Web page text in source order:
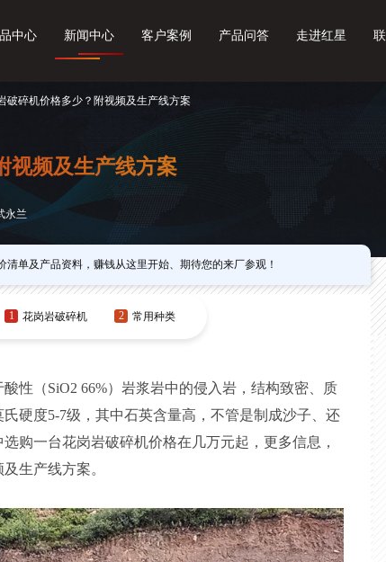
中心 新闻中心 客户案例 产品问答 走进红星
破碎机价格多少？附视频及生产线方案
视频及生产线方案
永兰
清单及产品资料，赚钱从这里开始、期待您的来厂参观！
1 花岗岩破碎机 2 常用种类
性（SiO2 66%）岩浆岩中的侵入岩，结构致密、质
硬度5-7级，其中石英含量高，不管是制成沙子、还
购一台花岗岩破碎机价格在几万元起，更多信息，
生产线方案。